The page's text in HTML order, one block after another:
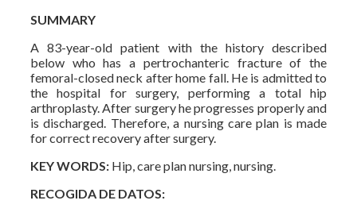
SUMMARY
A 83-year-old patient with the history described
below who has a pertrochanteric fracture of the
femoral-closed neck after home fall. He is admitted to
the hospital for surgery, performing a total hip
arthroplasty. After surgery he progresses properly and
is discharged. Therefore, a nursing care plan is made
for correct recovery after surgery.
KEY WORDS: Hip, care plan nursing, nursing.
RECOGIDA DE DATOS: